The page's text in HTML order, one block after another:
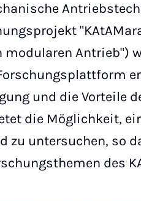
Antrieb")
und die Vorteile
die Möglichkeit,
zu untersuchen, so
des